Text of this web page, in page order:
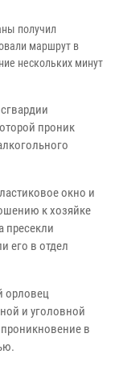
получил
маршрут в
нескольких минут
проник
окно и
к хозяйке
пресекли
его в отдел
орловец
и уголовной
в